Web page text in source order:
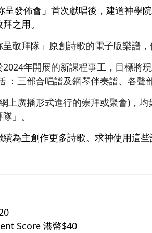
呈發佈會」首次獻唱後，建道神學
之用。
敬拜隊」原創詩歌的電子版樂譜
2024年開展的新課程事工，目標
：三部合唱譜及鋼琴伴奏譜、各聲
上廣播形式進行的崇拜或聚會)，
」。
為主創作更多詩歌。求神使用這些
Score 港幣$40